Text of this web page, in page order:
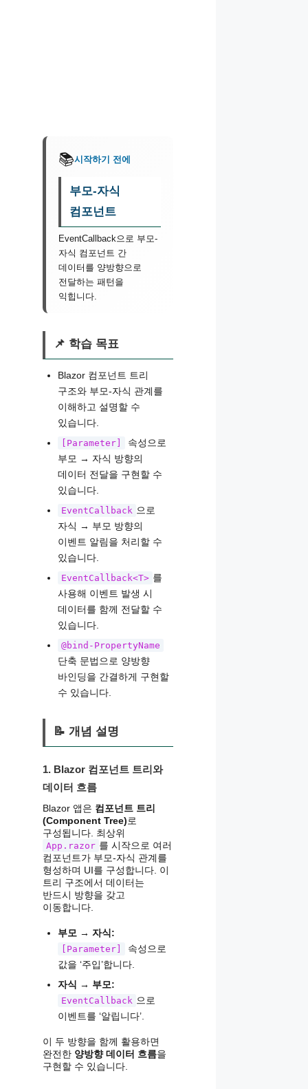
📚시작하기 전에
부모-자식
컴포넌트
EventCallback으로 부모-
자식 컴포넌트 간
데이터를 양방향으로
전달하는 패턴을
익힙니다.
📌 학습 목표
Blazor 컴포넌트 트리
구조와 부모-자식 관계를
이해하고 설명할 수
있습니다.
[Parameter]
속성으로
부모 → 자식 방향의
데이터 전달을 구현할 수
있습니다.
EventCallback 으로
자식 → 부모 방향의
이벤트 알림을 처리할 수
있습니다.
EventCallback<T> 를
사용해 이벤트 발생 시
데이터를 함께 전달할 수
있습니다.
@bind-PropertyName
단축 문법으로 양방향
바인딩을 간결하게 구현할
수 있습니다.
📝 개념 설명
1. Blazor 컴포넌트 트리와
데이터 흐름
Blazor 앱은 컴포넌트 트리
(Component Tree)로
구성됩니다. 최상위
App.razor 를 시작으로 여러
컴포넌트가 부모-자식 관계를
형성하며 UI를 구성합니다. 이
트리 구조에서 데이터는
반드시 방향을 갖고
이동합니다.
부모 → 자식:
[Parameter]
속성으로
값을 ‘주입’합니다.
자식 → 부모:
EventCallback 으로
이벤트를 ‘알립니다’.
이 두 방향을 함께 활용하면
완전한 양방향 데이터 흐름을
구현할 수 있습니다.